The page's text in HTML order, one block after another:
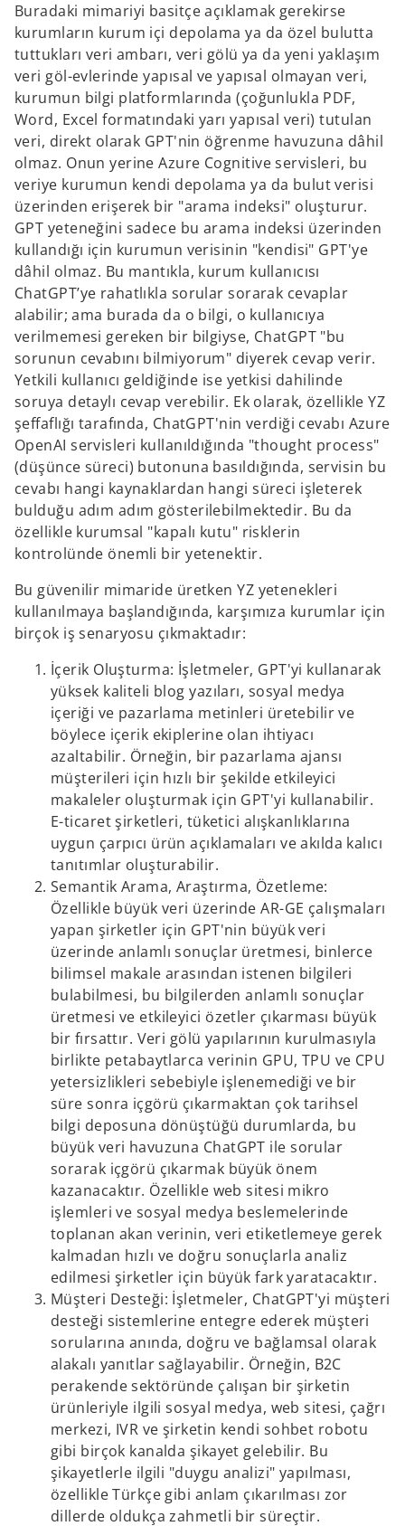
Buradaki mimariyi basitçe açıklamak gerekirse
kurumların kurum içi depolama ya da özel bulutta
tuttukları veri ambarı, veri gölü ya da yeni yaklaşım
veri göl-evlerinde yapısal ve yapısal olmayan veri,
kurumun bilgi platformlarında (çoğunlukla PDF,
Word, Excel formatındaki yarı yapısal veri) tutulan
veri, direkt olarak GPT'nin öğrenme havuzuna dâhil
olmaz. Onun yerine Azure Cognitive servisleri, bu
veriye kurumun kendi depolama ya da bulut verisi
üzerinden erişerek bir "arama indeksi" oluşturur.
GPT yeteneğini sadece bu arama indeksi üzerinden
kullandığı için kurumun verisinin "kendisi" GPT'ye
dâhil olmaz. Bu mantıkla, kurum kullanıcısı
ChatGPT’ye rahatlıkla sorular sorarak cevaplar
alabilir; ama burada da o bilgi, o kullanıcıya
verilmemesi gereken bir bilgiyse, ChatGPT "bu
sorunun cevabını bilmiyorum" diyerek cevap verir.
Yetkili kullanıcı geldiğinde ise yetkisi dahilinde
soruya detaylı cevap verebilir. Ek olarak, özellikle YZ
şeffaflığı tarafında, ChatGPT'nin verdiği cevabı Azure
OpenAI servisleri kullanıldığında "thought process"
(düşünce süreci) butonuna basıldığında, servisin bu
cevabı hangi kaynaklardan hangi süreci işleterek
bulduğu adım adım gösterilebilmektedir. Bu da
özellikle kurumsal "kapalı kutu" risklerin
kontrolünde önemli bir yetenektir.
Bu güvenilir mimaride üretken YZ yetenekleri
kullanılmaya başlandığında, karşımıza kurumlar için
birçok iş senaryosu çıkmaktadır:
İçerik Oluşturma: İşletmeler, GPT'yi kullanarak
yüksek kaliteli blog yazıları, sosyal medya
içeriği ve pazarlama metinleri üretebilir ve
böylece içerik ekiplerine olan ihtiyacı
azaltabilir. Örneğin, bir pazarlama ajansı
müşterileri için hızlı bir şekilde etkileyici
makaleler oluşturmak için GPT'yi kullanabilir.
E-ticaret şirketleri, tüketici alışkanlıklarına
uygun çarpıcı ürün açıklamaları ve akılda kalıcı
tanıtımlar oluşturabilir.
Semantik Arama, Araştırma, Özetleme:
Özellikle büyük veri üzerinde AR-GE çalışmaları
yapan şirketler için GPT'nin büyük veri
üzerinde anlamlı sonuçlar üretmesi, binlerce
bilimsel makale arasından istenen bilgileri
bulabilmesi, bu bilgilerden anlamlı sonuçlar
üretmesi ve etkileyici özetler çıkarması büyük
bir fırsattır. Veri gölü yapılarının kurulmasıyla
birlikte petabaytlarca verinin GPU, TPU ve CPU
yetersizlikleri sebebiyle işlenemediği ve bir
süre sonra içgörü çıkarmaktan çok tarihsel
bilgi deposuna dönüştüğü durumlarda, bu
büyük veri havuzuna ChatGPT ile sorular
sorarak içgörü çıkarmak büyük önem
kazanacaktır. Özellikle web sitesi mikro
işlemleri ve sosyal medya beslemelerinde
toplanan akan verinin, veri etiketlemeye gerek
kalmadan hızlı ve doğru sonuçlarla analiz
edilmesi şirketler için büyük fark yaratacaktır.
Müşteri Desteği: İşletmeler, ChatGPT'yi müşteri
desteği sistemlerine entegre ederek müşteri
sorularına anında, doğru ve bağlamsal olarak
alakalı yanıtlar sağlayabilir. Örneğin, B2C
perakende sektöründe çalışan bir şirketin
ürünleriyle ilgili sosyal medya, web sitesi, çağrı
merkezi, IVR ve şirketin kendi sohbet robotu
gibi birçok kanalda şikayet gelebilir. Bu
şikayetlerle ilgili "duygu analizi" yapılması,
özellikle Türkçe gibi anlam çıkarılması zor
dillerde oldukça zahmetli bir süreçtir.